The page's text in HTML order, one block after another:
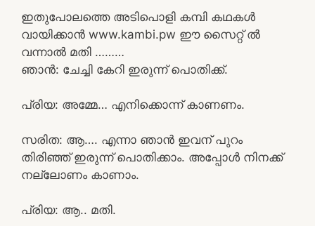
ഇതുപോലത്തെ അടിപൊളി കമ്പി കഥകൾ
വായിക്കാൻ www.kambi.pw ഈ സൈറ്റ് ൽ
വന്നാൽ മതി ………
ഞാൻ: ചേച്ചി കേറി ഇരുന്ന് പൊതിക്ക്.
പ്രിയ: അമ്മേ… എനിക്കൊന്ന് കാണണം.
സരിത: ആ…. എന്നാ ഞാൻ ഇവന് പുറം
തിരിഞ്ഞ് ഇരുന്ന് പൊതിക്കാം. അപ്പോൾ നിനക്ക്
നല്ലോണം കാണാം.
പ്രിയ: ആ.. മതി.